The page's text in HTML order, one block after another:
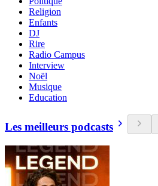
Religion
Enfants
DJ
Rire
Radio Campus
Interview
Noël
Musique
Education
Les meilleurs podcasts